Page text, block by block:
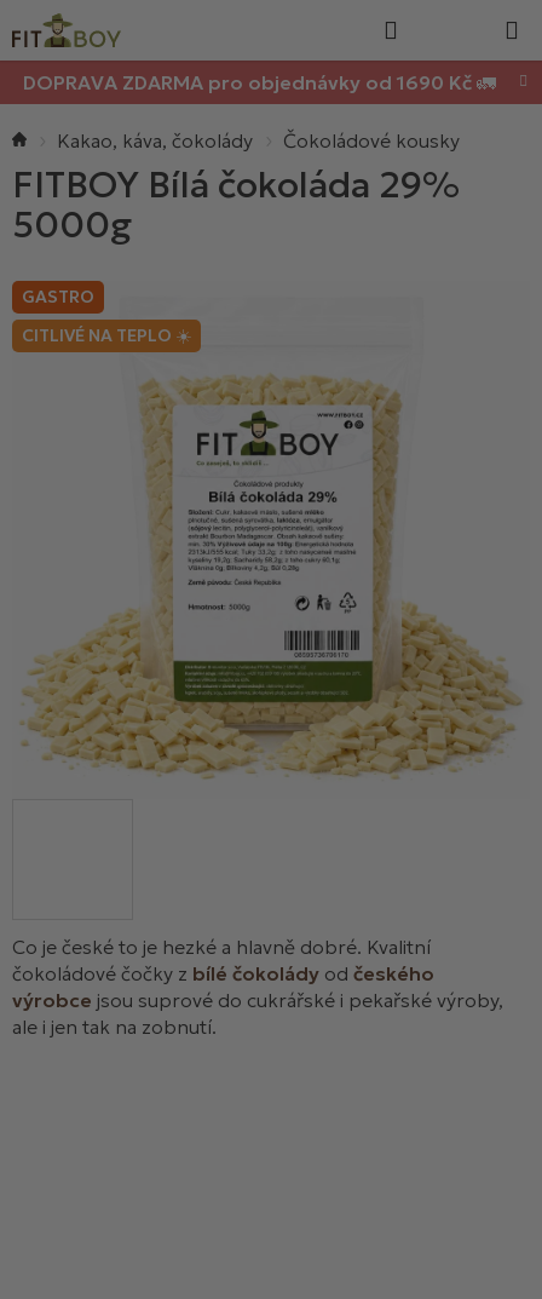
na
obsah
DOPRAVA ZDARMA pro objednávky od 1690 Kč 🚛
košík
Kakao, káva, čokolády Čokoládové kousky
Co je české to je hezké a hlavně dobré. Kvalitní
čokoládové čočky z bílé čokolády od českého
výrobce jsou suprové do cukrářské i pekařské výroby,
ale i jen tak na zobnutí.
FITBOY Bílá čokoláda 29%
5000g
GASTRO
CITLIVÉ NA TEPLO ☀️